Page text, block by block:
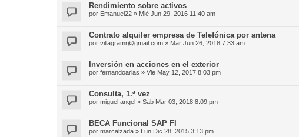
Rendimiento sobre activos
por Emanuel22 » Mié Jun 29, 2016 11:40 am
Contrato alquiler empresa de Telefónica por antena
por villagramr@gmail.com » Mar Jun 26, 2018 7:33 am
Inversión en acciones en el exterior
por fernandoarias » Vie May 12, 2017 8:03 pm
Consulta, 1.ª vez
por miguel angel » Sab Mar 03, 2018 8:09 pm
BECA Funcional SAP FI
por marcalzada » Lun Dic 28, 2015 3:13 pm